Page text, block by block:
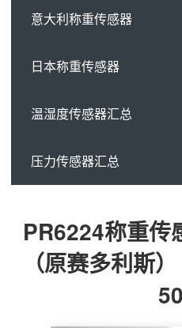
意大利称重传感器
日本称重传感器
温湿度传感器汇总
压力传感器汇总
PR6224称重传
（原赛多利斯